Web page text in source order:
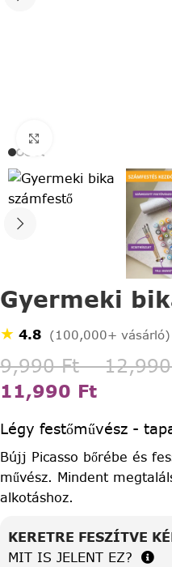
Gyermeki
★ 4.8 (100,000+ vásárló)
9,990Ft –
11,990 Ft
Légy festőművész -
Bújj Picasso bőrébe és
művész. Mindent
alkotáshoz.
KERETRE FESZÍTVE
MIT IS JELENT EZ?